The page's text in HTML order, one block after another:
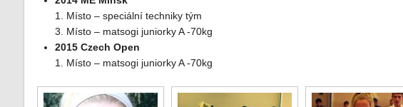
1. Místo – speciální techniky tým
3. Místo – matsogi juniorky A -70kg
2015 Czech Open
1. Místo – matsogi juniorky A -70kg